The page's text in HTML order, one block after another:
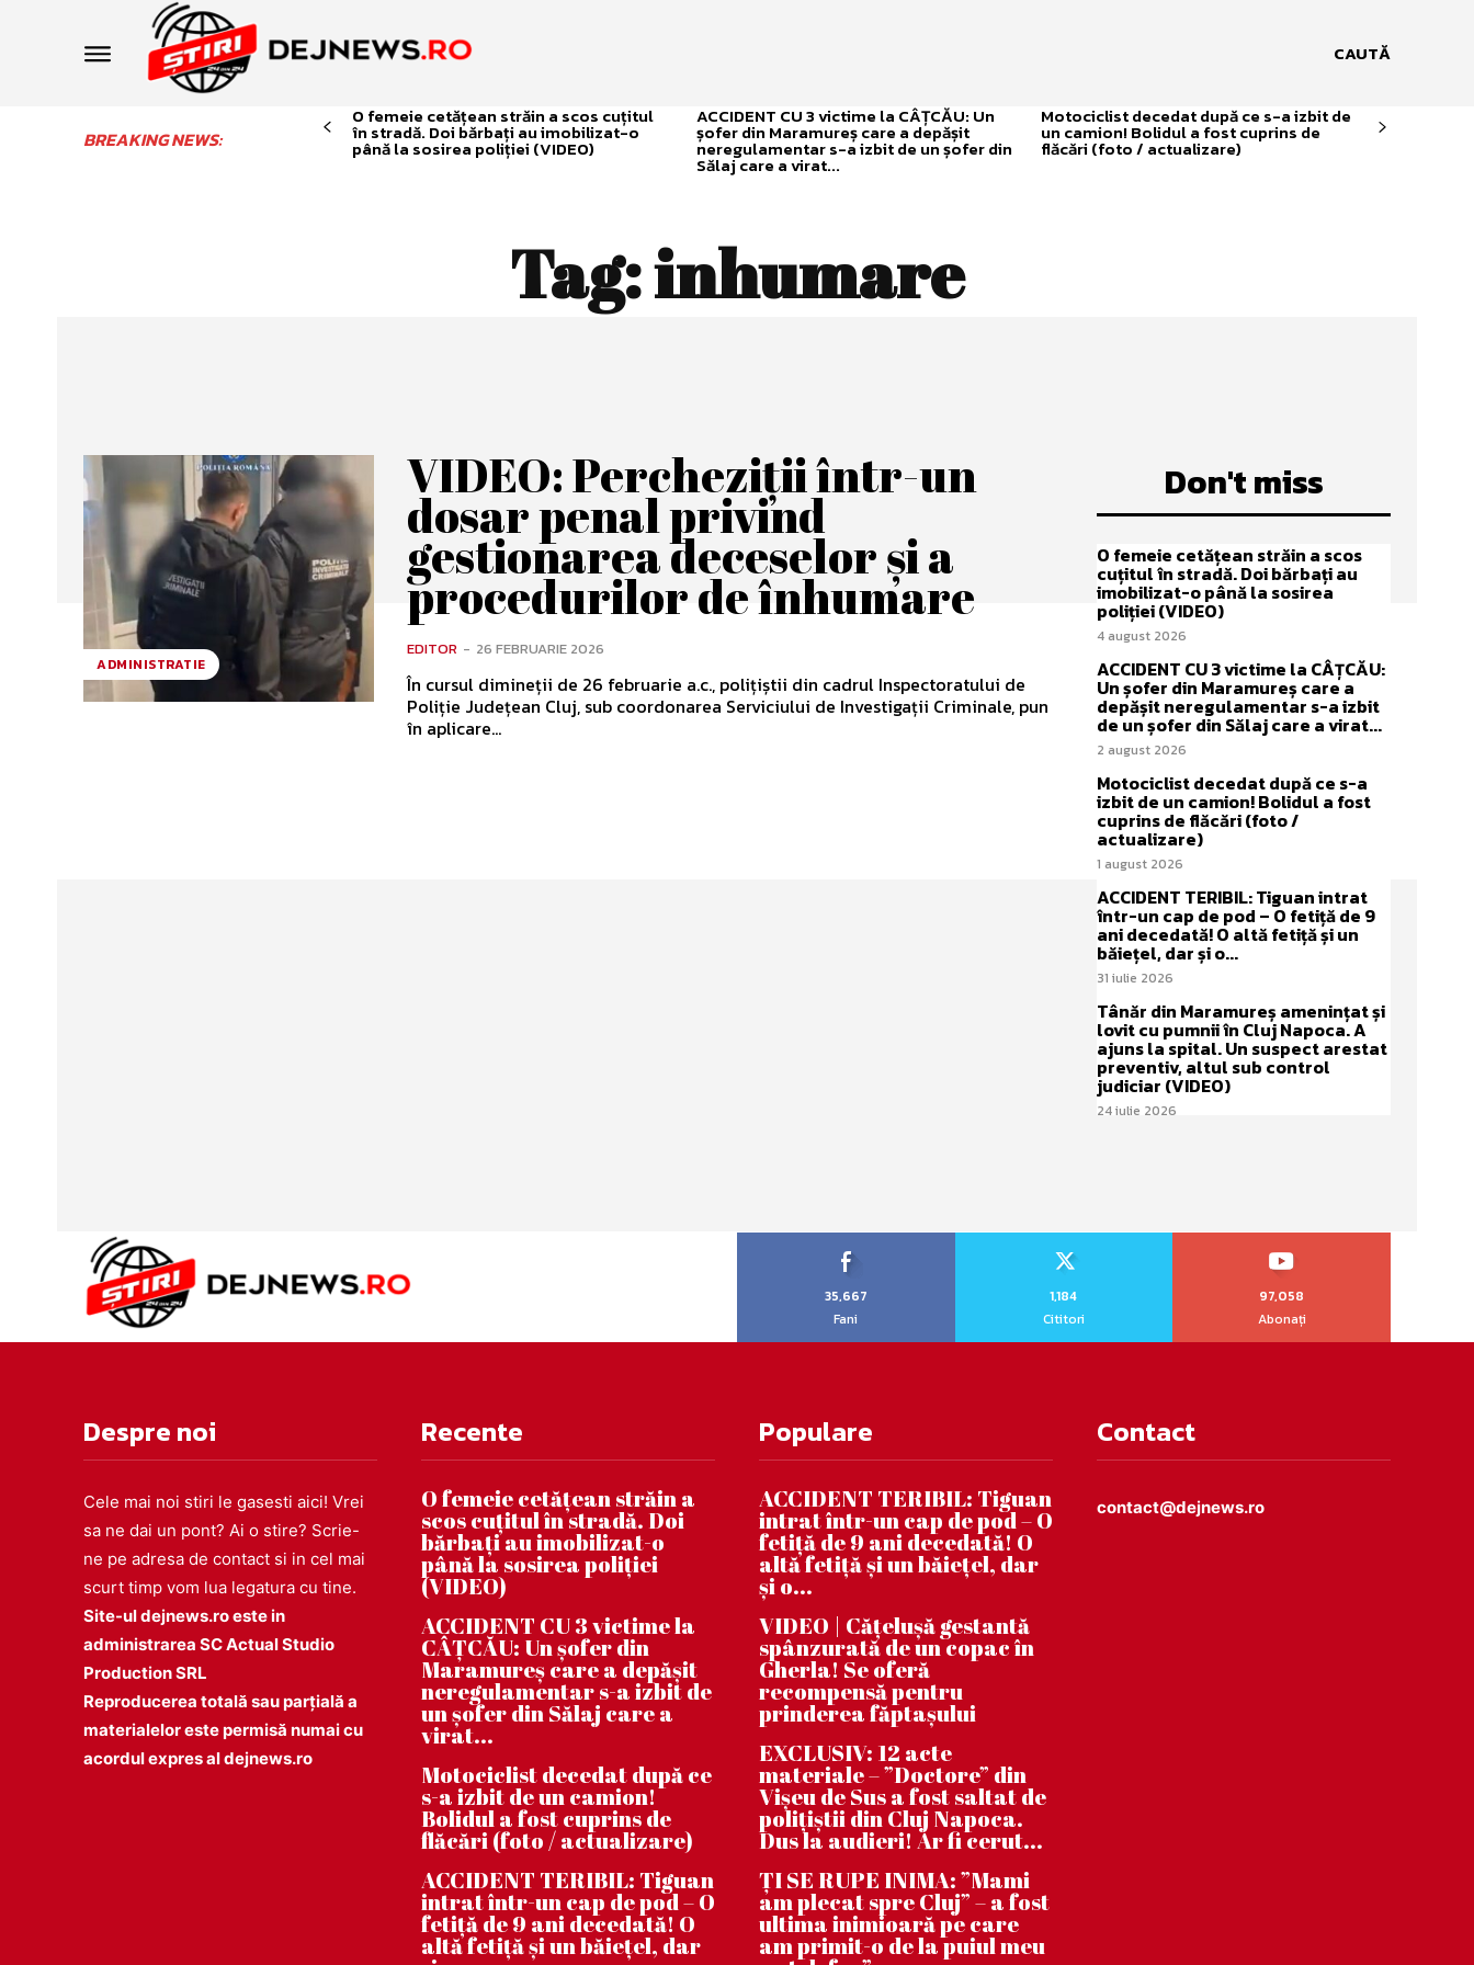
CAUTĂ
BREAKING NEWS:
O femeie cetățean străin a scos cuțitul
în stradă. Doi bărbați au imobilizat-o
până la sosirea poliției (VIDEO)
ACCIDENT CU 3 victime la CÂȚCĂU: Un
șofer din Maramureș care a depășit
neregulamentar s-a izbit de un șofer din
Sălaj care a virat...
Motociclist decedat după ce s-a izbit de
un camion! Bolidul a fost cuprins de
flăcări (foto / actualizare)
Tag:inhumare
ADMINISTRATIE
VIDEO: Percheziții într-un
dosar penal privind
gestionarea deceselor și a
procedurilor de înhumare
EDITOR - 26 FEBRUARIE 2026
În cursul dimineții de 26 februarie a.c., polițiștii din cadrul Inspectoratului de
Poliție Județean Cluj, sub coordonarea Serviciului de Investigații Criminale, pun
în aplicare...
Don't miss
O femeie cetățean străin a scos
cuțitul în stradă. Doi bărbați au
imobilizat-o până la sosirea
poliției (VIDEO)
4 august 2026
ACCIDENT CU 3 victime la CÂȚCĂU:
Un șofer din Maramureș care a
depășit neregulamentar s-a izbit
de un șofer din Sălaj care a virat...
2 august 2026
Motociclist decedat după ce s-a
izbit de un camion! Bolidul a fost
cuprins de flăcări (foto /
actualizare)
1 august 2026
ACCIDENT TERIBIL: Tiguan intrat
într-un cap de pod – O fetiță de 9
ani decedată! O altă fetiță și un
băiețel, dar și o...
31 iulie 2026
Tânăr din Maramureș amenințat și
lovit cu pumnii în Cluj Napoca. A
ajuns la spital. Un suspect arestat
preventiv, altul sub control
judiciar (VIDEO)
24 iulie 2026
35,667
Fani
1,184
Cititori
97,058
Abonați
Despre noi
Cele mai noi stiri le gasesti aici! Vrei
sa ne dai un pont? Ai o stire? Scrie-
ne pe adresa de contact si in cel mai
scurt timp vom lua legatura cu tine.
Site-ul dejnews.ro este in
administrarea SC Actual Studio
Production SRL
Reproducerea totală sau parțială a
materialelor este permisă numai cu
acordul expres al dejnews.ro
Recente
O femeie cetățean străin a
scos cuțitul în stradă. Doi
bărbați au imobilizat-o
până la sosirea poliției
(VIDEO)
ACCIDENT CU 3 victime la
CÂȚCĂU: Un șofer din
Maramureș care a depășit
neregulamentar s-a izbit de
un șofer din Sălaj care a
virat...
Motociclist decedat după ce
s-a izbit de un camion!
Bolidul a fost cuprins de
flăcări (foto / actualizare)
ACCIDENT TERIBIL: Tiguan
intrat într-un cap de pod – O
fetiță de 9 ani decedată! O
altă fetiță și un băiețel, dar
Populare
ACCIDENT TERIBIL: Tiguan
intrat într-un cap de pod – O
fetiță de 9 ani decedată! O
altă fetiță și un băiețel, dar
și o...
VIDEO | Căţeluşă gestantă
spânzurată de un copac în
Gherla! Se oferă
recompensă pentru
prinderea făptaşului
EXCLUSIV: 12 acte
materiale – ”Doctore” din
Vișeu de Sus a fost saltat de
polițiștii din Cluj Napoca.
Dus la audieri! Ar fi cerut...
ȚI SE RUPE INIMA: ”Mami
am plecat spre Cluj” – a fost
ultima inimioară pe care
am primit-o de la puiul meu
Contact
contact@dejnews.ro